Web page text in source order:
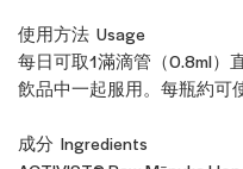
使用方法 Usage
每日可取1滿滴管（0.8ml）
飲品中一起服用。每瓶約可
成分 Ingredients